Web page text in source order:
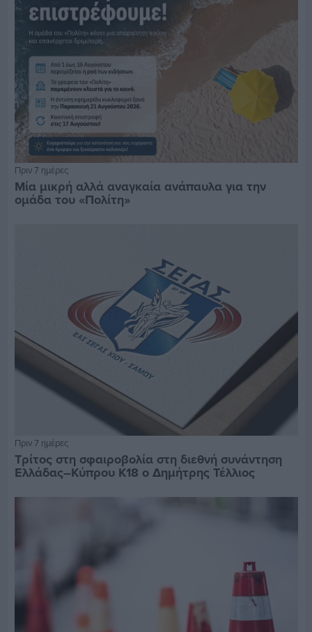
Πριν 7 ημέρες
Μία μικρή αλλά αναγκαία ανάπαυλα για την
ομάδα του «Πολίτη»
Πριν 7 ημέρες
Τρίτος στη σφαιροβολία στη διεθνή συνάντηση
Ελλάδας–Κύπρου Κ18 ο Δημήτρης Τέλλιος